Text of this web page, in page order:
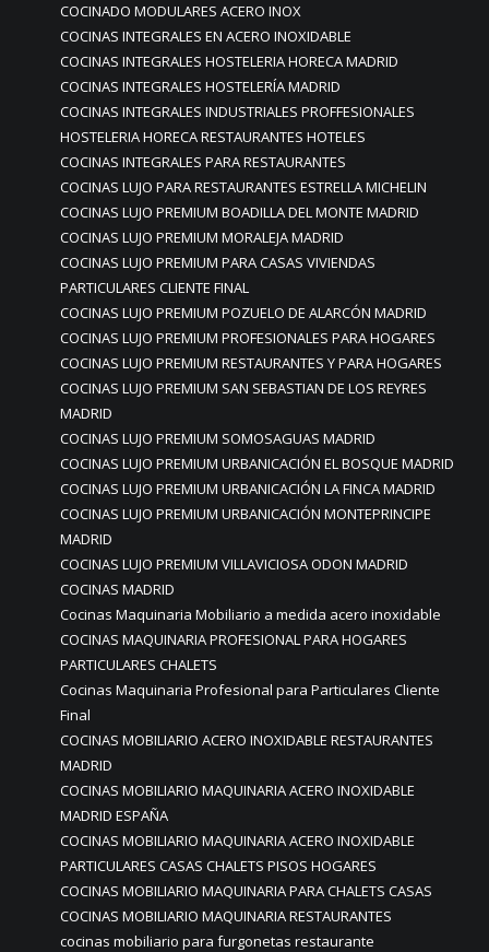
COCINADO MODULARES ACERO INOX
COCINAS INTEGRALES EN ACERO INOXIDABLE
COCINAS INTEGRALES HOSTELERIA HORECA MADRID
COCINAS INTEGRALES HOSTELERÍA MADRID
COCINAS INTEGRALES INDUSTRIALES PROFFESIONALES
HOSTELERIA HORECA RESTAURANTES HOTELES
COCINAS INTEGRALES PARA RESTAURANTES
COCINAS LUJO PARA RESTAURANTES ESTRELLA MICHELIN
COCINAS LUJO PREMIUM BOADILLA DEL MONTE MADRID
COCINAS LUJO PREMIUM MORALEJA MADRID
COCINAS LUJO PREMIUM PARA CASAS VIVIENDAS
PARTICULARES CLIENTE FINAL
COCINAS LUJO PREMIUM POZUELO DE ALARCÓN MADRID
COCINAS LUJO PREMIUM PROFESIONALES PARA HOGARES
COCINAS LUJO PREMIUM RESTAURANTES Y PARA HOGARES
COCINAS LUJO PREMIUM SAN SEBASTIAN DE LOS REYRES
MADRID
COCINAS LUJO PREMIUM SOMOSAGUAS MADRID
COCINAS LUJO PREMIUM URBANICACIÓN EL BOSQUE MADRID
COCINAS LUJO PREMIUM URBANICACIÓN LA FINCA MADRID
COCINAS LUJO PREMIUM URBANICACIÓN MONTEPRINCIPE
MADRID
COCINAS LUJO PREMIUM VILLAVICIOSA ODON MADRID
COCINAS MADRID
Cocinas Maquinaria Mobiliario a medida acero inoxidable
COCINAS MAQUINARIA PROFESIONAL PARA HOGARES
PARTICULARES CHALETS
Cocinas Maquinaria Profesional para Particulares Cliente
Final
COCINAS MOBILIARIO ACERO INOXIDABLE RESTAURANTES
MADRID
COCINAS MOBILIARIO MAQUINARIA ACERO INOXIDABLE
MADRID ESPAÑA
COCINAS MOBILIARIO MAQUINARIA ACERO INOXIDABLE
PARTICULARES CASAS CHALETS PISOS HOGARES
COCINAS MOBILIARIO MAQUINARIA PARA CHALETS CASAS
COCINAS MOBILIARIO MAQUINARIA RESTAURANTES
cocinas mobiliario para furgonetas restaurante